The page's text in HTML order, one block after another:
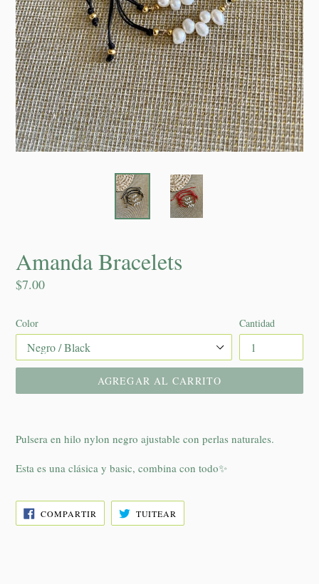
Amanda Bracelets
Precio
$7.00
Color Cantidad
AGREGAR AL CARRITO
Pulsera en hilo nylon negro ajustable con perlas naturales.
Esta es una clásica y basic, combina con todo✨
COMPARTIR COMPARTIR
EN
FACEBOOK
TUITEAR
TWITTER